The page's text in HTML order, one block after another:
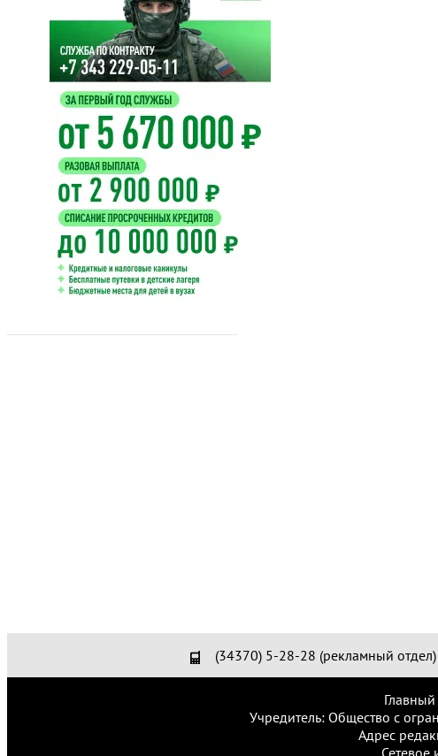
(34370) 5-28-28 (рекламный отдел)
Учредитель: Общество с
Адрес